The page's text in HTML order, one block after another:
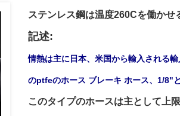
ステンレス鋼は温度260Cを働か
記述:
情熱は主に日本、米国から輸入される
のptfeのホース ブレーキ ホース、1/8"
このタイプのホースは主として上